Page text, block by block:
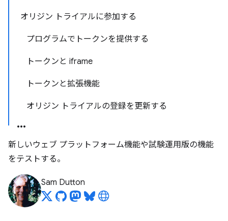
オリジン トライアルに参加する
プログラムでトークンを提供する
トークンと iframe
トークンと拡張機能
オリジン トライアルの登録を更新する
新しいウェブ プラットフォーム機能や試験運用版の機能
をテストする。
Sam Dutton